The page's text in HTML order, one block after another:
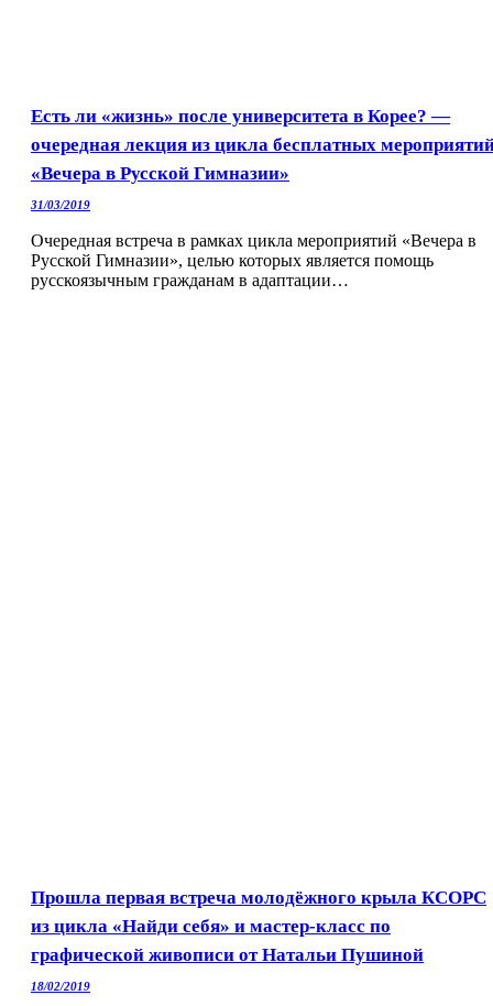
Есть ли «жизнь» после университета в Корее? —
очередная лекция из цикла бесплатных
«Вечера в Русской Гимназии»
31/03/2019
Очередная встреча в рамках цикла мероприятий «Вечера в
Русской Гимназии», целью которых является помощь
русскоязычным гражданам в адаптации…
Прошла первая встреча молодёжного крыла КСОРС
из цикла «Найди себя» и мастер-класс по
графической живописи от Натальи Пушиной
18/02/2019